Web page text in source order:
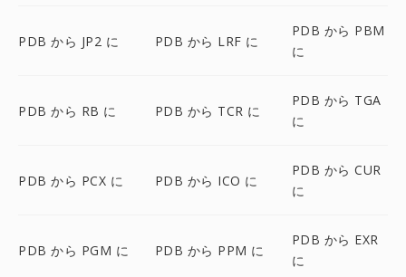
PDB から JP2 に PDB から LRF に
PDB から PBM
に
PDB から RB に PDB から TCR に
PDB から TGA
に
PDB から PCX に PDB から ICO に
PDB から CUR
に
PDB から PGM に PDB から PPM に
PDB から EXR
に